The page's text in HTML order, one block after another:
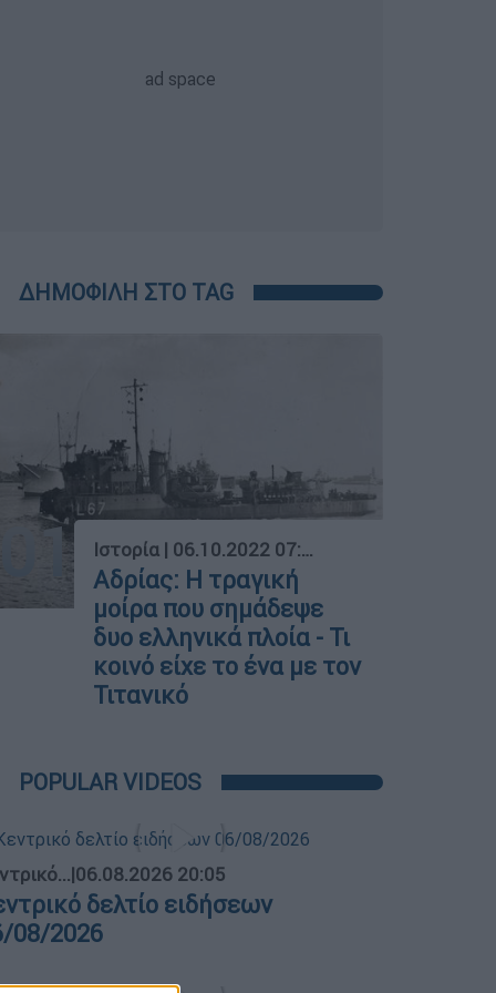
ΔΗΜΟΦΙΛΗ ΣΤΟ TAG
01 Ιστορία | 06.10.2022 07:55
Αδρίας: Η τραγική
μοίρα που σημάδεψε
δυο ελληνικά πλοία - Τι
κοινό είχε το ένα με τον
Τιτανικό
POPULAR VIDEOS
|06.08.2026 20:05
δελτίο ειδήσεων
08/2026